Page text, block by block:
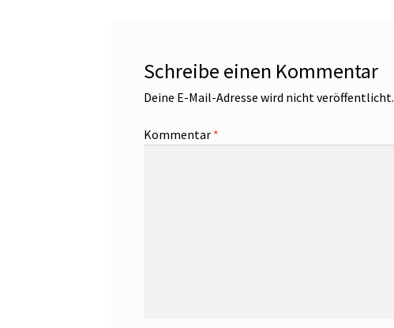
Schreibe einen Kommentar
Deine E-Mail-Adresse wird nicht veröffentlicht.
Kommentar *